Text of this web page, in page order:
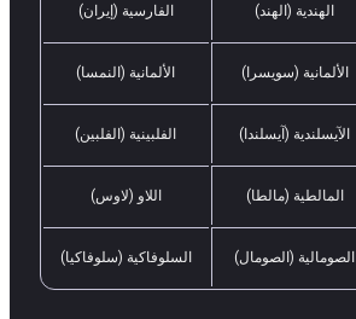
الفارسية (إيران) الهندية (الهند)
الألمانية (النمسا) الألمانية (سويسرا)
الفلبينية (الفلبين) الآيسلندية (آيسلندا)
اللاو (لاوس) المالطية (مالطا)
السلوفاكية (سلوفاكيا) الصومالية (الصومال)